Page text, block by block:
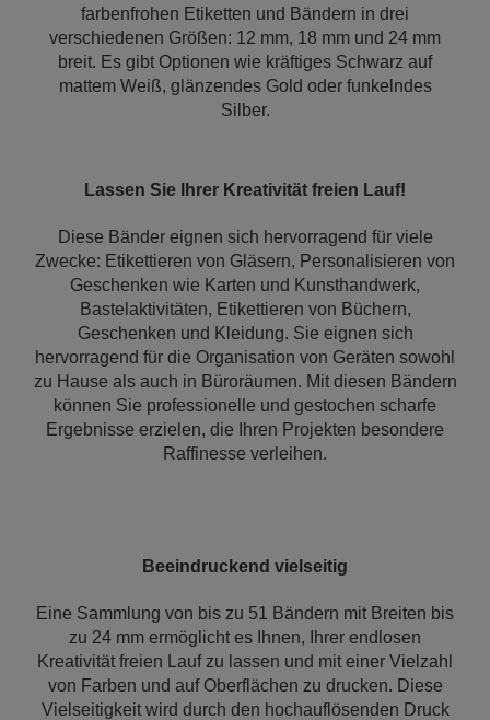
farbenfrohen Etiketten und Bändern in drei
verschiedenen Größen: 12 mm, 18 mm und 24 mm
breit. Es gibt Optionen wie kräftiges Schwarz auf
mattem Weiß, glänzendes Gold oder funkelndes
Silber.
Lassen Sie Ihrer Kreativität freien Lauf!
Diese Bänder eignen sich hervorragend für viele
Zwecke: Etikettieren von Gläsern, Personalisieren von
Geschenken wie Karten und Kunsthandwerk,
Bastelaktivitäten, Etikettieren von Büchern,
Geschenken und Kleidung. Sie eignen sich
hervorragend für die Organisation von Geräten sowohl
zu Hause als auch in Büroräumen. Mit diesen Bändern
können Sie professionelle und gestochen scharfe
Ergebnisse erzielen, die Ihren Projekten besondere
Raffinesse verleihen.
Beeindruckend vielseitig
Eine Sammlung von bis zu 51 Bändern mit Breiten bis
zu 24 mm ermöglicht es Ihnen, Ihrer endlosen
Kreativität freien Lauf zu lassen und mit einer Vielzahl
von Farben und auf Oberflächen zu drucken. Diese
Vielseitigkeit wird durch den hochauflösenden Druck